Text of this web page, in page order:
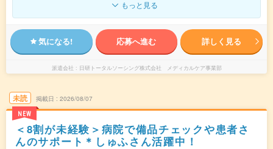
もっと見る
気になる! 応募へ進む 詳しく見る
派遣会社 日研トータルソーシング株式会社 メディカルケア事業部
未読
NEW
掲載日 2026/08/07
＜8割が未経験＞病院で備品チェックや患者さ
んのサポート＊しゅふさん活躍中！